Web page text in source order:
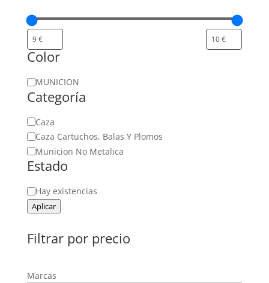
Color
Color
MUNICION
Categoría
Categoría
Caza
Caza Cartuchos, Balas Y Plomos
Municion No Metalica
Estado
Estado
Hay existencias
Aplicar
Filtrar por precio
Marcas